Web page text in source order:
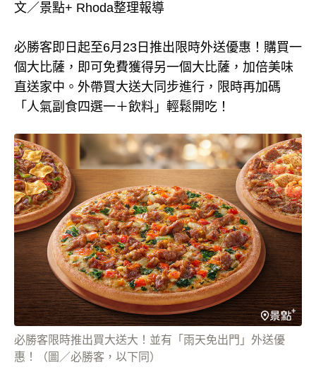
文／景點+ Rhoda整理報導
必勝客即日起至6月23日推出限時外送優惠！購買一
個大比薩，即可免費獲得另一個大比薩，加倍美味
直送家中。外帶買大送大同步進行，限時再加碼
「人氣副食四選一＋飲料」輕鬆開吃！
必勝客限時推出買大送大！並有「雨天免出門」外送優
惠！（圖／必勝客，以下同）